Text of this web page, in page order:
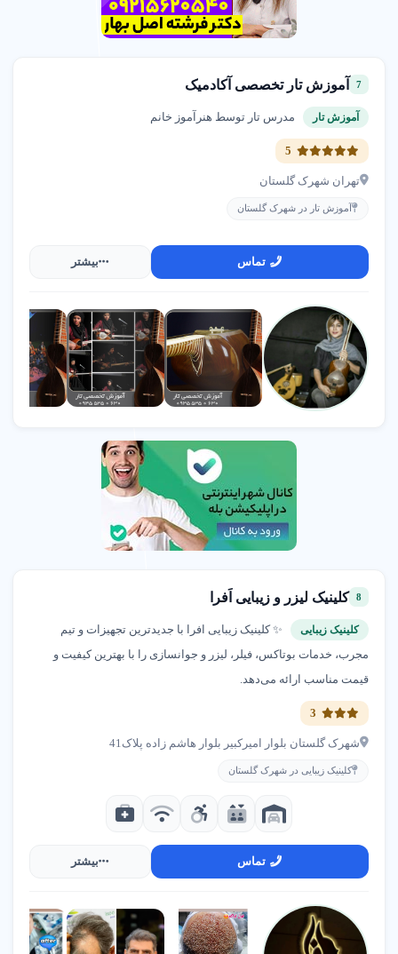
7 آموزش تار تخصصی آکادمیک
آموزش تار مدرس تار توسط هنرآموز خانم
تهران شهرک گلستان
آموزش تار در شهرک گلستان
تماس بیشتر
8 کلینیک لیزر و زیبایی اَفرا
کلینیک زیبایی
✨ کلینیک زیبایی افرا با جدیدترین تجهیزات و تیم
مجرب، خدمات بوتاکس، فیلر، لیزر و جوانسازی را با بهترین کیفیت و
قیمت مناسب ارائه می‌دهد.
شهرک گلستان بلوار امیرکبیر بلوار هاشم زاده پلاک41
کلینیک زیبایی در شهرک گلستان
تماس بیشتر